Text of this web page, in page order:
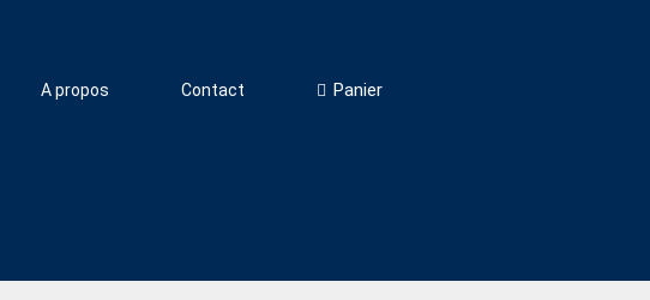
A propos Contact Panier